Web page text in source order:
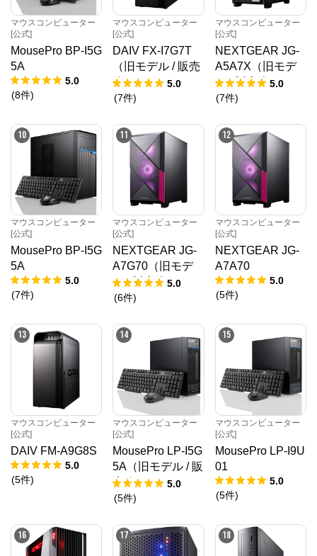
マウスコンピューター
[公式]
MousePro BP-I5G
5A
5.0
(8件)
マウスコンピューター
[公式]
DAIV FX-I7G7T
（旧モデル / 販売
終了）
5.0
(7件)
マウスコンピューター
[公式]
NEXTGEAR JG-
A5A7X（旧モデ
ル / 販売終了）
5.0
(7件)
10
マウスコンピューター
[公式]
MousePro BP-I5G
5A
5.0
(7件)
11
マウスコンピューター
[公式]
NEXTGEAR JG-
A7G70（旧モデ
ル / 販売終了）
5.0
(6件)
12
マウスコンピューター
[公式]
NEXTGEAR JG-
A7A70
5.0
(5件)
13
マウスコンピューター
[公式]
DAIV FM-A9G8S
5.0
(5件)
14
マウスコンピューター
[公式]
MousePro LP-I5G
5A（旧モデル / 販
売終了）
5.0
(5件)
15
マウスコンピューター
[公式]
MousePro LP-I9U
01
5.0
(5件)
16 17 18
マウスコンピューター[公式]
公式ECサイト
※外部サイトが開きます
マウスコンピューター[公式]からのコメント
マウスコンピューターは、お客様のご利用目的・ご予
算に沿って、自由にカスタマイズしたBTO（Build To
Order）パソコンをご提供する、国内生産のパソコン
メーカーです。
当社パソコンには「3年間無償保証（一部製品を除
く）」「24時間×365日電話サポート」が標準で付帯、
休日や深夜でも専門国内スタッフが皆様をサポートい
たします。